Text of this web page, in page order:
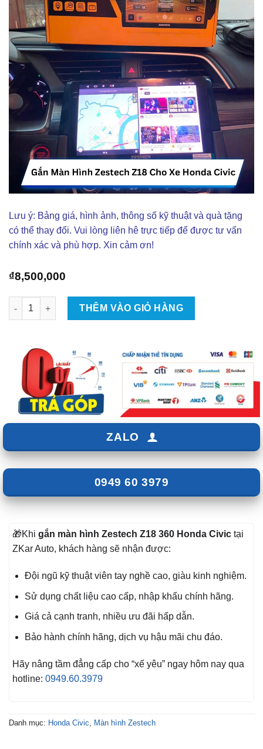
Lưu ý: Bảng giá, hình ảnh, thông số kỹ thuật và quà tặng
có thể thay đổi. Vui lòng liên hê trực tiếp để được tư vấn
chính xác và phù hợp. Xin cảm ơn!
₫8,500,000
Gắn Màn Hình Zestech Z18 360 Cho Xe Honda Civic số lượng
THÊM VÀO GIỎ HÀNG
ZALO
0949 60 3979
🎁Khi gắn màn hình Zestech Z18 360 Honda Civic tại
ZKar Auto, khách hàng sẽ nhận được:
Đội ngũ kỹ thuật viên tay nghề cao, giàu kinh nghiệm.
Sử dụng chất liệu cao cấp, nhập khẩu chính hãng.
Giá cả cạnh tranh, nhiều ưu đãi hấp dẫn.
Bảo hành chính hãng, dịch vụ hậu mãi chu đáo.
Hãy nâng tầm đẳng cấp cho “xế yêu” ngay hôm nay qua
hotline: 0949.60.3979
Danh mục: Honda Civic, Màn hình Zestech